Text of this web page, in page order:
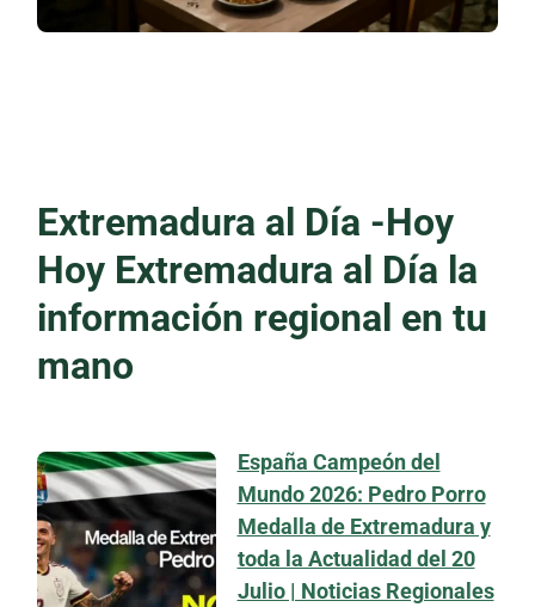
Extremadura al Día -Hoy
Hoy Extremadura al Día la
información regional en tu
mano
España Campeón del
Mundo 2026: Pedro Porro
Medalla de Extremadura y
toda la Actualidad del 20
Julio | Noticias Regionales